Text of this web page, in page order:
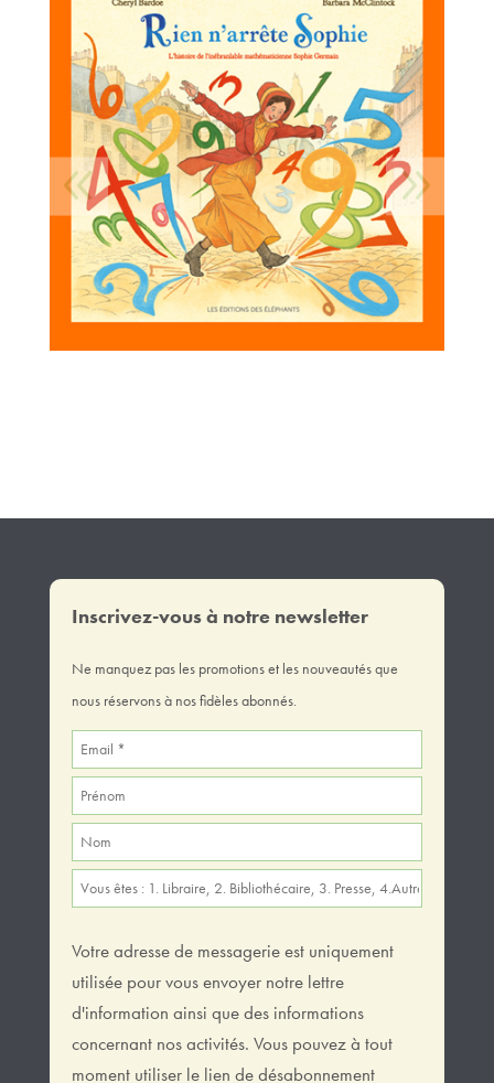
Inscrivez-vous à notre newsletter
Ne manquez pas les promotions et les nouveautés que
nous réservons à nos fidèles abonnés.
Votre adresse de messagerie est uniquement
utilisée pour vous envoyer notre lettre
d'information ainsi que des informations
concernant nos activités. Vous pouvez à tout
moment utiliser le lien de désabonnement